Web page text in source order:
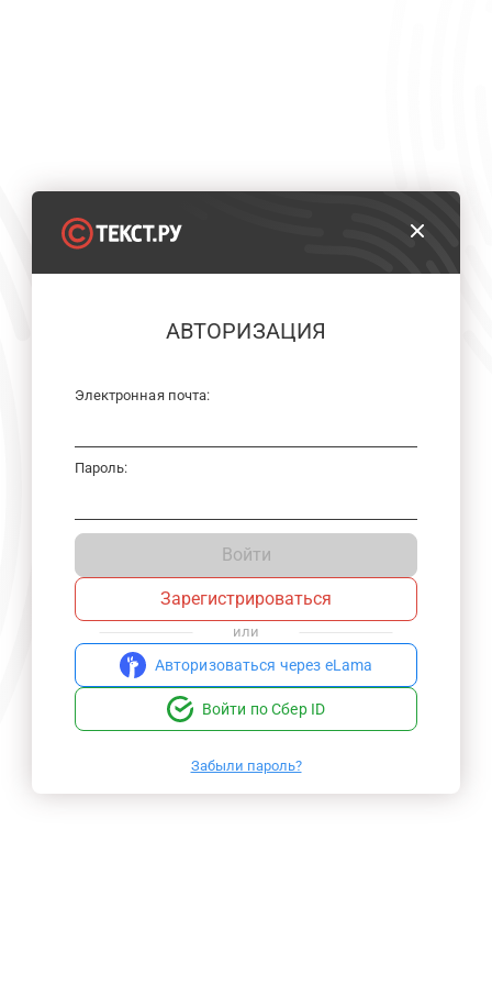
АВТОРИЗАЦИЯ
Электронная почта:
Пароль:
Войти
Зарегистрироваться
или
Авторизоваться через eLama
Войти по Сбер ID
Забыли пароль?